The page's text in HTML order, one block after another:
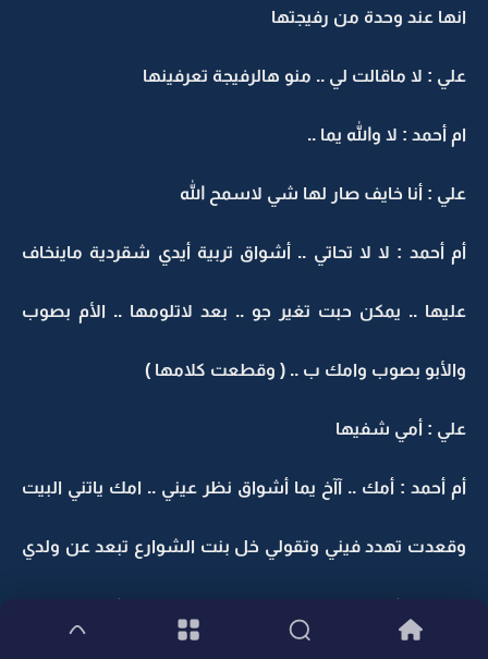
انها عند وحدة من رفيجتها
علي : لا ماقالت لي .. منو هالرفيجة تعرفينها
ام أحمد : لا والله يما ..
علي : أنا خايف صار لها شي لاسمح الله
أم أحمد : لا لا تحاتي .. أشواق تربية أيدي شقردية ماينخاف
عليها .. يمكن حبت تغير جو .. بعد لاتلومها .. الأم بصوب
والأبو بصوب وامك ب .. ( وقطعت كلامها )
علي : أمي شفيها
أم أحمد : أمك .. آآخ يما أشواق نظر عيني .. امك ياتني البيت
وقعدت تهدد فيني وتقولي خل بنت الشوارع تبعد عن ولدي
.. وراحت كسرت باب البيت على البنت وعطتها كف ..